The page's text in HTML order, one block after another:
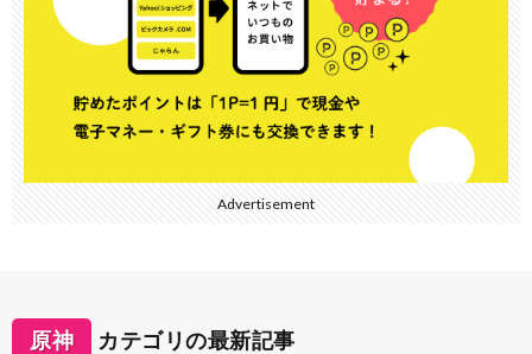
Advertisement
原神 カテゴリの最新記事